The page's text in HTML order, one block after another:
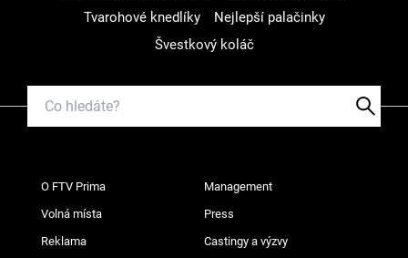
Tvarohové knedlíky
Nejlepší palačinky
Švestkový koláč
O FTV Prima Management
Volná místa Press
Reklama Castingy a výzvy